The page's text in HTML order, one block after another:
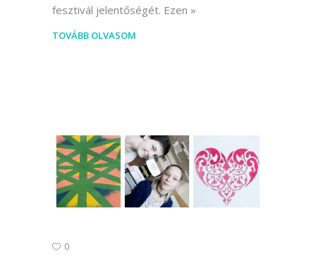
fesztivál jelentőségét. Ezen
TOVÁBB OLVASOM
0